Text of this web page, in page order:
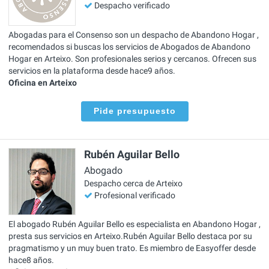
Despacho verificado
Abogadas para el Consenso son un despacho de Abandono Hogar ,
recomendados si buscas los servicios de Abogados de Abandono
Hogar en Arteixo. Son profesionales serios y cercanos. Ofrecen sus
servicios en la plataforma desde hace9 años.
Oficina en Arteixo
Pide presupuesto
Rubén Aguilar Bello
Abogado
Despacho cerca de Arteixo
Profesional verificado
El abogado Rubén Aguilar Bello es especialista en Abandono Hogar ,
presta sus servicios en Arteixo.Rubén Aguilar Bello destaca por su
pragmatismo y un muy buen trato. Es miembro de Easyoffer desde
hace8 años.